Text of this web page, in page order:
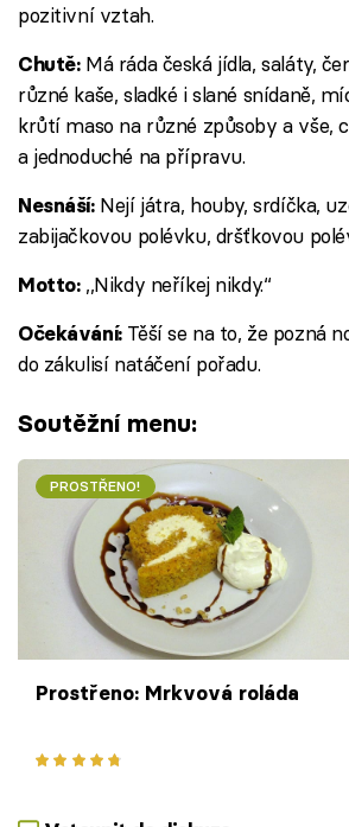
pozitivní vztah.
Chutě: Má ráda česká jídla, saláty,
různé kaše, sladké i slané snídaně,
krůtí maso na různé způsoby a vše,
a jednoduché na přípravu.
Nesnáší: Nejí játra, houby, srdíčka,
zabijačkovou polévku, dršťkovou
Motto: ,,Nikdy neříkej nikdy.‘‘
Očekávání: Těší se na to, že pozná
do zákulisí natáčení pořadu.
Soutěžní menu:
PROSTŘENO!
Prostřeno: Mrkvová roláda